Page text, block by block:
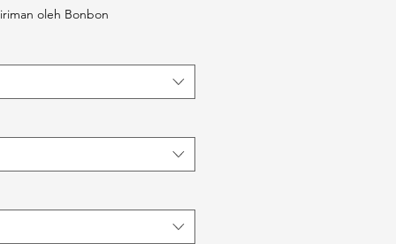
oleh Bonbon